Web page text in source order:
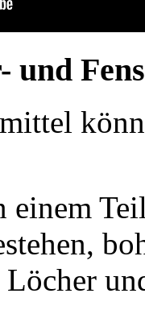
und